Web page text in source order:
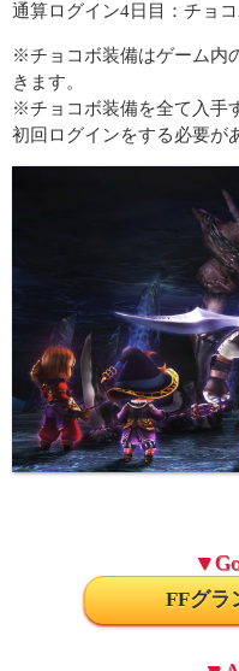
通算ログイン4日目：チョ
※チョコボ装備はゲーム内
きます。
※チョコボ装備を全て入手
初回ログインをする必要が
FFグラ